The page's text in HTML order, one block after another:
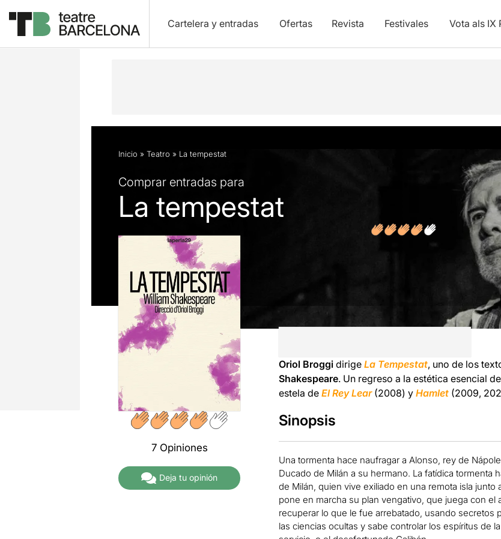
Cartelera y entradas Ofertas Revista Festivales Vota als IX
Descripción Ficha artística Fotos y vídeos Opiniones Artículos
Inicio » Teatro » La tempestat
Comprar entradas para
La tempestat
7 Opiniones
Deja tu opinión
Oriol Broggidirige La Tempestat, uno de los
Shakespeare. Un regreso a la estética esencial de
estela de El Rey Lear(2008) y Hamlet (2009,
Sinopsis
Una tormenta hace naufragar a Alonso, rey de
Ducado de Milán a su hermano. La fatídica tormenta
de Milán, quien vive exiliado en una remota isla
pone en marcha su plan vengativo, que juega con
recuperar lo que le fue arrebatado, usando secretos
las ciencias ocultas y sabe controlar los espíritus de